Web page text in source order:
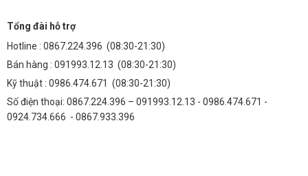
Tổng đài hỗ trợ
Hotline : 0867.224.396 (08:30-21:30)
Bán hàng : 091993.12.13 (08:30-21:30)
Kỹ thuật : 0986.474.671 (08:30-21:30)
Số điện thoại: 0867.224.396 – 091993.12.13 - 0986.474.671 -
0924.734.666 - 0867.933.396